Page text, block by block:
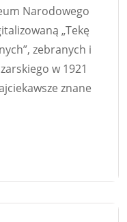
Narodowego
„Tekę
zebranych i
w 1921
znane